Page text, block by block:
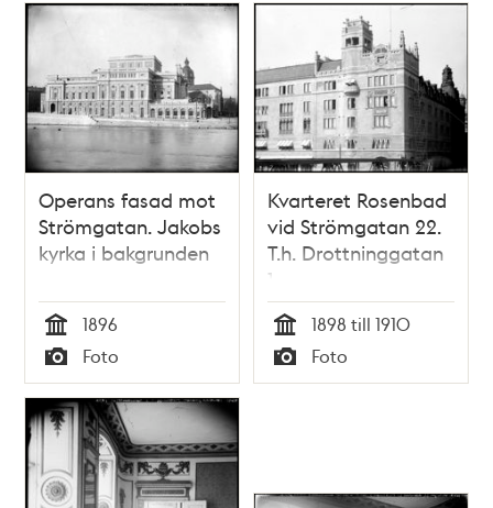
Operans fasad mot
Strömgatan. Jakobs
kyrka i bakgrunden
Tid
1896
Typ
Foto
Kvarteret Rosenbad
vid Strömgatan 22.
T.h. Drottninggatan
1
Tid
1898 till 1910
Typ
Foto